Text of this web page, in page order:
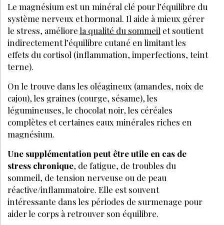
Le magnésium est un minéral clé pour l’équilibre du
système nerveux et hormonal. Il aide à mieux gérer
le stress, améliore la qualité du sommeil et soutient
indirectement l’équilibre cutané en limitant les
effets du cortisol (inflammation, imperfections, teint
terne).
On le trouve dans les oléagineux (amandes, noix de
cajou), les graines (courge, sésame), les
légumineuses, le chocolat noir, les céréales
complètes et certaines eaux minérales riches en
magnésium.
Une supplémentation peut être utile en cas de
stress chronique, de fatigue, de troubles du
sommeil, de tension nerveuse ou de peau
réactive/inflammatoire. Elle est souvent
intéressante dans les périodes de surmenage pour
aider le corps à retrouver son équilibre.